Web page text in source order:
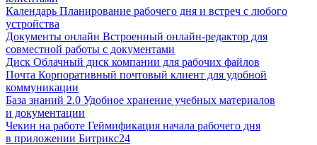
Календарь Планирование рабочего дня и встреч с любого
устройства
Документы онлайн Встроенный онлайн-редактор для
совместной работы с документами
Диск Облачный диск компании для рабочих файлов
Почта Корпоративный почтовый клиент для удобной
коммуникации
База знаний 2.0 Удобное хранение учебных материалов
и документации
Чекин на работе Геймификация начала рабочего дня
в приложении Битрикс24